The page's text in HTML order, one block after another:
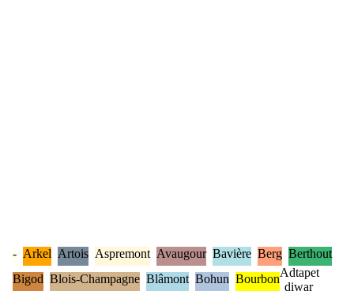
- Arkel Artois Aspremont Avaugour Bavière Berg Berthout
Bigod Blois-Champagne Blâmont Bohun BourbonAdtapet
diwar